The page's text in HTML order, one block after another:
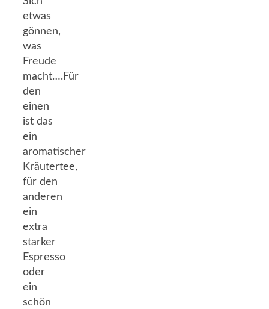
etwas
gönnen,
was
Freude
macht….Für
den
einen
ist das
ein
aromatischer
Kräutertee,
für den
anderen
ein
extra
starker
Espresso
oder
ein
schön